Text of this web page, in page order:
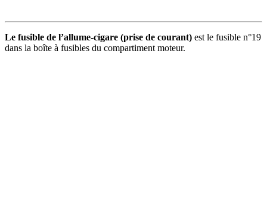
Le fusible de l’allume-cigare (prise de courant) est le fusible n°19
dans la boîte à fusibles du compartiment moteur.